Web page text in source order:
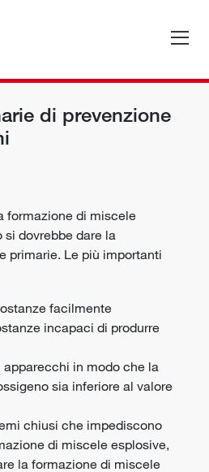
di prevenzione
formazione di miscele
si dovrebbe dare la
primarie. Le più importanti
facilmente
incapaci di produrre
in modo che la
sia inferiore al valore
chiusi che impediscono
di miscele esplosive,
la formazione di miscele